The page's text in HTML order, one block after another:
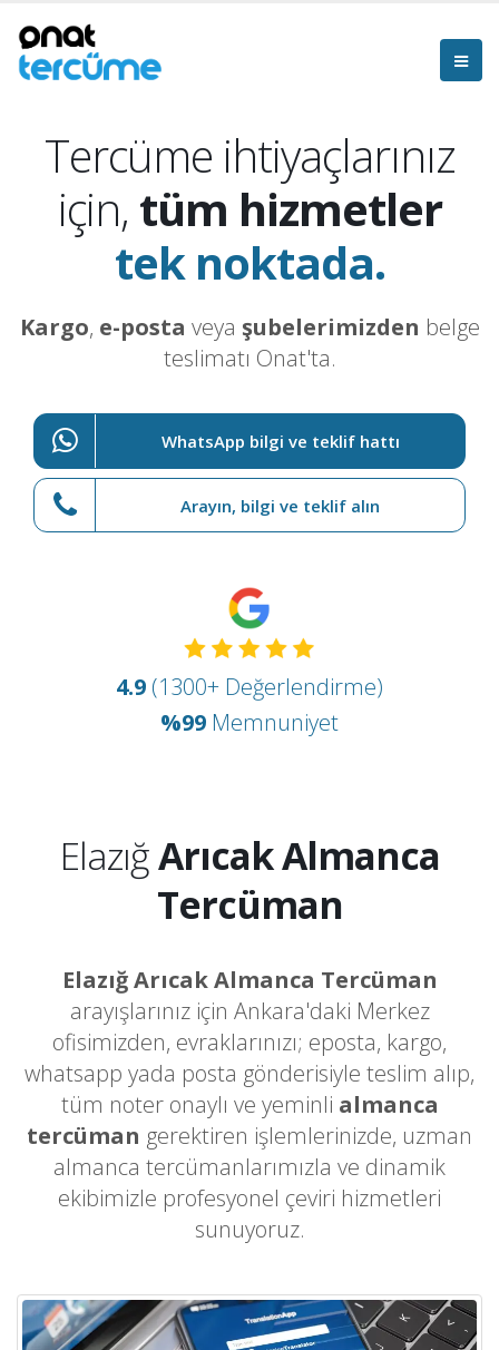
Tercüme ihtiyaçlarınız
için, tüm hizmetler
tek noktada.
Kargo, e-posta veya şubelerimizden belge
teslimatı Onat'ta.
WhatsApp bilgi ve teklif hattı
Arayın, bilgi ve teklif alın
4.9 (1300+ Değerlendirme)
%99 Memnuniyet
ElazığArıcak Almanca
Tercüman
Elazığ Arıcak Almanca Tercüman
arayışlarınız için Ankara'daki Merkez
ofisimizden, evraklarınızı; eposta, kargo,
whatsapp yada posta gönderisiyle teslim alıp,
tüm noter onaylı ve yeminli almanca
tercüman gerektiren işlemlerinizde, uzman
almanca tercümanlarımızla ve dinamik
ekibimizle profesyonel çeviri hizmetleri
sunuyoruz.